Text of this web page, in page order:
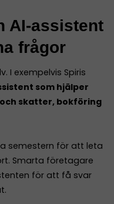
AI-assistent
frågor
I exempelvis Spiris
som hjälper
skatter, bokföring
semestern för att leta
Smarta företagare
för att få svar